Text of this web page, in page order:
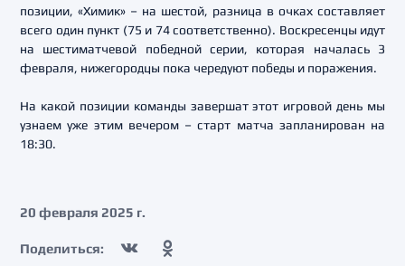
позиции, «Химик» – на шестой, разница в очках составляет
всего один пункт (75 и 74 соответственно). Воскресенцы идут
на шестиматчевой победной серии, которая началась 3
февраля, нижегородцы пока чередуют победы и поражения.
На какой позиции команды завершат этот игровой день мы
узнаем уже этим вечером – старт матча запланирован на
18:30.
20 февраля 2025 г.
Поделиться: